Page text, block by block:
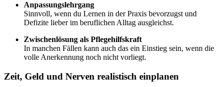
Anpassungslehrgang
Sinnvoll, wenn du Lernen in der Praxis bevorzugst und
Defizite lieber im beruflichen Alltag ausgleichst.
Zwischenlösung als Pflegehilfskraft
In manchen Fällen kann auch das ein Einstieg sein, wenn die
volle Anerkennung noch nicht vorliegt.
Zeit, Geld und Nerven realistisch einplanen